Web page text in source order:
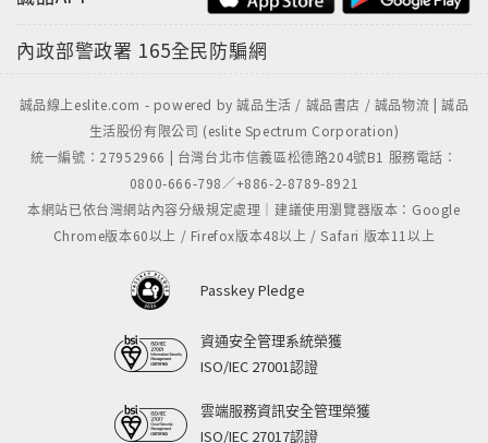
內政部警政署 165全民防騙網
誠品線上eslite.com - powered by 誠品生活 / 誠品書店 / 誠品物流 | 誠品
生活股份有限公司 (eslite Spectrum Corporation)
統一編號：27952966 | 台灣台北市信義區松德路204號B1 服務電話：
0800-666-798／+886-2-8789-8921
本網站已依台灣網站內容分級規定處理｜建議使用瀏覽器版本：Google
Chrome版本60以上 / Firefox版本48以上 / Safari 版本11以上
Passkey Pledge
資通安全管理系統榮獲
ISO/IEC 27001認證
雲端服務資訊安全管理榮獲
ISO/IEC 27017認證